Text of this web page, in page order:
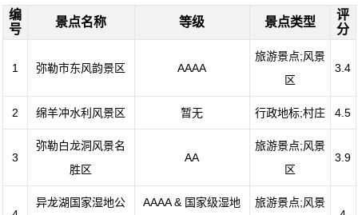
编
号
景点名称 等级 景点类型
评
分
1 弥勒市东风韵景区 AAAA
旅游景点;风景
区
3.4
2 绵羊冲水利风景区 暂无 行政地标;村庄 4.5
3
弥勒白龙洞风景名
胜区
AA
旅游景点;风景
区
3.9
异龙湖国家湿地公
AAAA & 国家级湿地
旅游景点;风景